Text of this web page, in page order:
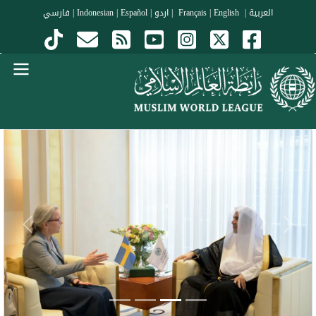
تجاوز إلى المحتوى الرئيسي
العربية|
|English
| اردو|
Indonesian |Español
| فارسي
Menu Arabic
Next